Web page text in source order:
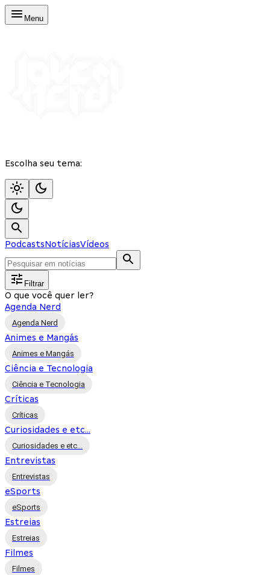
Menu
Escolha seu tema:
PodcastsNotíciasVídeos
Filtrar
O que você quer ler?
Agenda Nerd
Agenda Nerd
Animes e Mangás
Animes e Mangás
Ciência e Tecnologia
Ciência e Tecnologia
Críticas
Críticas
Curiosidades e etc...
Curiosidades e etc...
Entrevistas
Entrevistas
eSports
eSports
Estreias
Estreias
Filmes
Filmes